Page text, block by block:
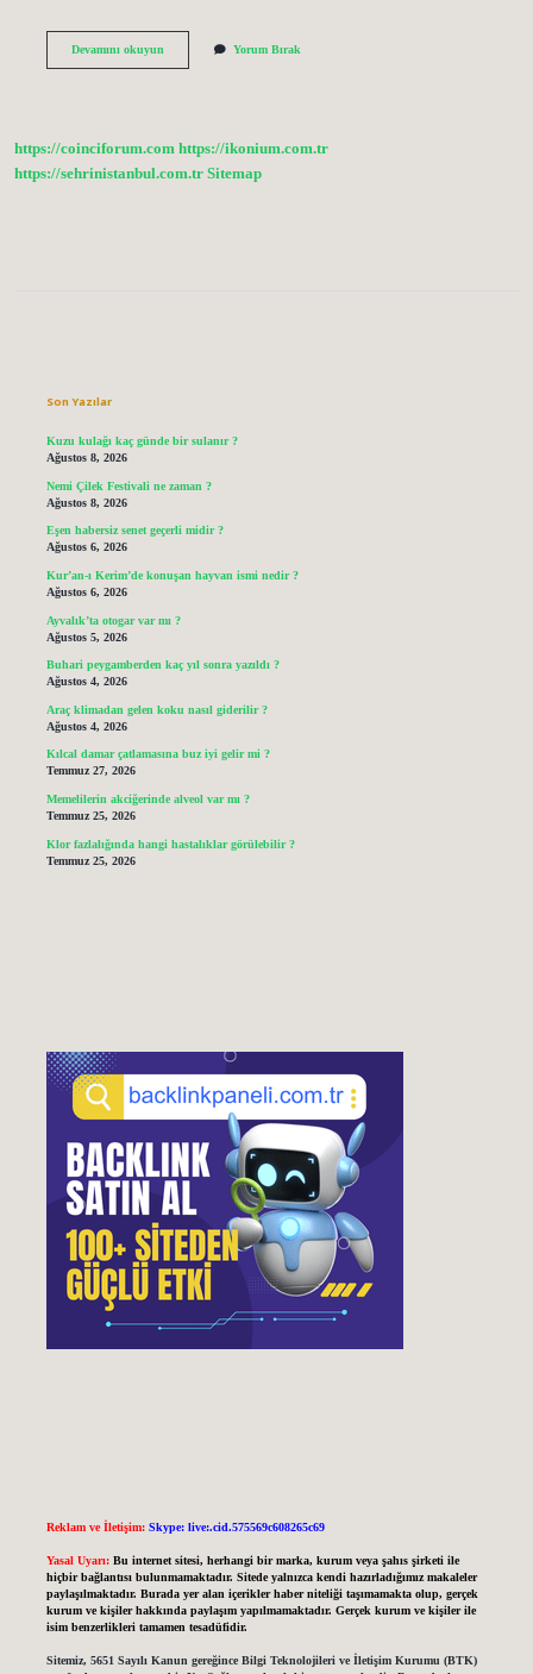
Devamını okuyunIngilterede
Var
Yorum Bırak
https://coinciforum.com https://ikonium.com.tr
https://sehrinistanbul.com.tr Sitemap
Son Yazılar
Kuzu kulağı kaç günde bir sulanır ?
Ağustos 8, 2026
Nemi Çilek Festivali ne zaman ?
Ağustos 8, 2026
Eşen habersiz senet geçerli midir ?
Ağustos 6, 2026
Kur’an-ı Kerim’de konuşan hayvan ismi nedir ?
Ağustos 6, 2026
Ayvalık’ta otogar var mı ?
Ağustos 5, 2026
Buhari peygamberden kaç yıl sonra yazıldı ?
Ağustos 4, 2026
Araç klimadan gelen koku nasıl giderilir ?
Ağustos 4, 2026
Kılcal damar çatlamasına buz iyi gelir mi ?
Temmuz 27, 2026
Memelilerin akciğerinde alveol var mı ?
Temmuz 25, 2026
Klor fazlalığında hangi hastalıklar görülebilir ?
Temmuz 25, 2026
Reklam ve İletişim: Skype: live:.cid.575569c608265c69
Yasal Uyarı: Bu internet sitesi, herhangi bir marka, kurum veya şahıs şirketi ile
hiçbir bağlantısı bulunmamaktadır. Sitede yalnızca kendi hazırladığımız makaleler
paylaşılmaktadır. Burada yer alan içerikler haber niteliği taşımamakta olup, gerçek
kurum ve kişiler hakkında paylaşım yapılmamaktadır. Gerçek kurum ve kişiler ile
isim benzerlikleri tamamen tesadüfidir.
Sitemiz, 5651 Sayılı Kanun gereğince Bilgi Teknolojileri ve İletişim Kurumu (BTK)